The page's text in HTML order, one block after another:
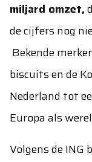
miljard omzet,
de cijfers nog
Bekende
biscuits en de
Nederland tot
Europa als
Volgens de